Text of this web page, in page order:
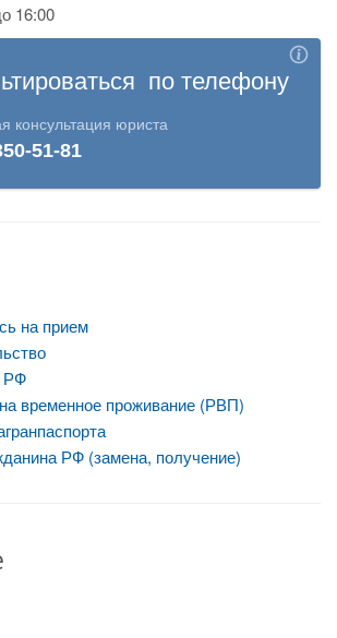
16:00
на прием
РФ
временное проживание (РВП)
РФ (замена, получение)